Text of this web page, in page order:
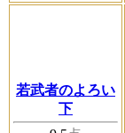
若武者のよろい
下